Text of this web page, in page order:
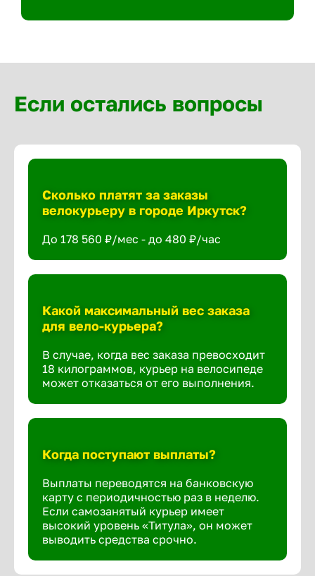
Если остались вопросы
Сколько платят за заказы
велокурьеру в городе Иркутск?
До 178 560 ₽/мес - до 480 ₽/час
Какой максимальный вес заказа
для вело-курьера?
В случае, когда вес заказа превосходит
18 килограммов, курьер на велосипеде
может отказаться от его выполнения.
Когда поступают выплаты?
Выплаты переводятся на банковскую
карту с периодичностью раз в неделю.
Если самозанятый курьер имеет
высокий уровень «Титула», он может
выводить средства срочно.